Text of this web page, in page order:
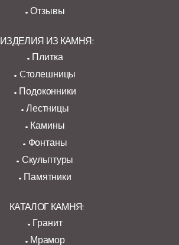
Отзывы
ИЗДЕЛИЯ ИЗ КАМНЯ:
Плитка
Cтолешницы
Подоконники
Лестницы
Камины
Фонтаны
Скульптуры
Памятники
КАТАЛОГ КАМНЯ:
Гранит
Мрамор